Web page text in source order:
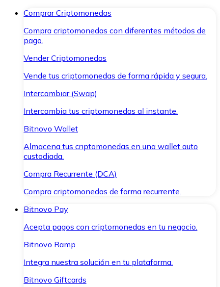
Comprar Criptomonedas
Compra criptomonedas con diferentes métodos de
pago.
Vender Criptomonedas
Vende tus criptomonedas de forma rápida y segura.
Intercambiar (Swap)
Intercambia tus criptomonedas al instante.
Bitnovo Wallet
Almacena tus criptomonedas en una wallet auto
custodiada.
Compra Recurrente (DCA)
Compra criptomonedas de forma recurrente.
Bitnovo Pay
Acepta pagos con criptomonedas en tu negocio.
Bitnovo Ramp
Integra nuestra solución en tu plataforma.
Bitnovo Giftcards